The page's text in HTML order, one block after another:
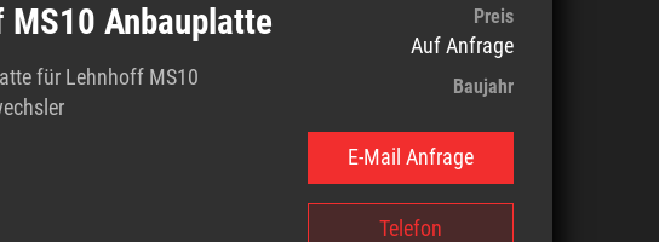
MS10 Anbauplatte
für Lehnhoff MS10
Preis
Auf Anfrage
Baujahr
E-Mail Anfrage
Telefon